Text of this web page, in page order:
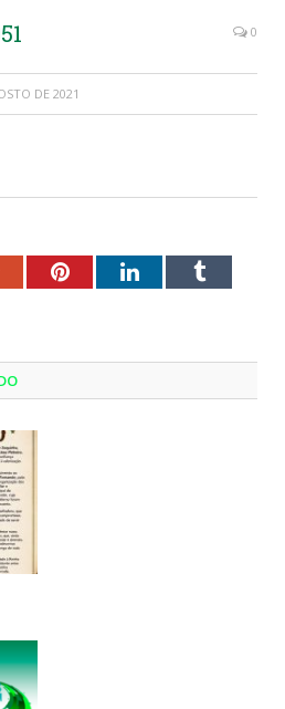
0
DE 2021
Google+PinterestLinkedInTumblr